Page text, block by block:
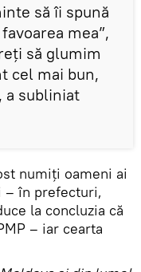
să îi spună
mea”,
să glumim
cel mai bun,
a subliniat
numiți oameni ai
– în prefecturi,
la concluzia că
– iar cearta